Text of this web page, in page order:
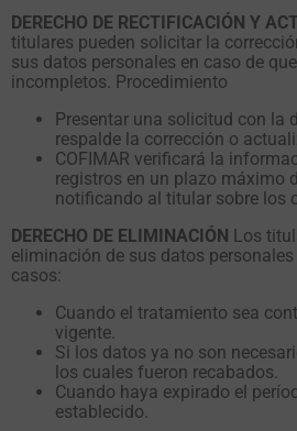
DERECHO DE RECTIFICACIÓN Y
titulares pueden solicitar la
sus datos personales en caso de
incompletos. Procedimiento
Presentar una solicitud con la
respalde la corrección o
COFIMAR verificará la
registros en un plazo máximo
notificando al titular sobre los
DERECHO DE ELIMINACIÓN Los
eliminación de sus datos
casos:
Cuando el tratamiento sea
vigente.
Si los datos ya no son
los cuales fueron recabados.
Cuando haya expirado el
establecido.